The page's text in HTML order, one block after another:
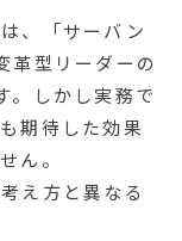
、「サーバン
革型リーダーの
。しかし実務で
期待した効果
ん。
え方と異なる